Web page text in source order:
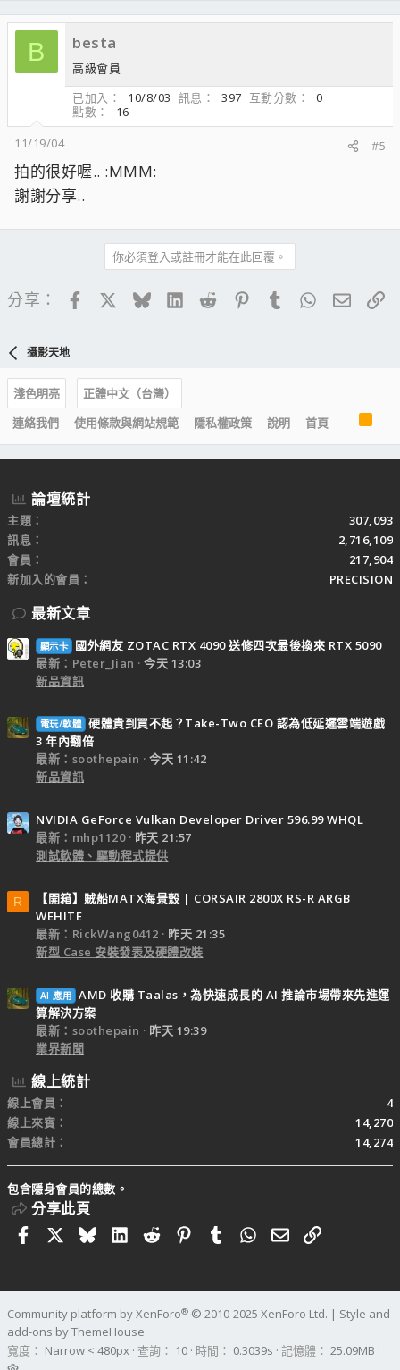
B besta
高級會員
已加入
10/8/03 訊息 397 互動分數
0
點數
16
11/19/04
#5
拍的很好喔.. :MMM:
謝謝分享..
你必須登入或註冊才能在此回覆。
分享： FacebookBlueskyLinkedIn
Reddit PinterestTumblrWhatsApp
電子
攝影天地
淺色明亮
正體中文（台灣）
連絡我們
使用條款與網站規範 隱私權政策 說明 首頁
S
論壇統計
主題
307,093
訊息
2,716,109
會員
217,904
新加入的會員
PRECISION
最新文章
顯示卡
國外網友 ZOTAC RTX 4090 送修四次最後換來 RTX 5090
最新：Peter_Jian
今天 13:03
新品資訊
電玩/軟體 硬體貴到買不起？Take-Two CEO 認為低延遲雲端遊戲
3 年內翻倍
最新：soothepain
今天 11:42
新品資訊
NVIDIA GeForce Vulkan Developer Driver 596.99 WHQL
最新：mhp1120
昨天 21:57
測試軟體、驅動程式提供
R
【開箱】賊船MATX海景殼 | CORSAIR 2800X RS-R ARGB
WEHITE
最新：RickWang0412
昨天 21:35
新型 Case 安裝發表及硬體改裝
AI 應用 AMD 收購 Taalas，為快速成長的 AI 推論市場帶來先進運
算解決方案
最新：soothepain
昨天 19:39
業界新聞
線上統計
線上會員
4
線上來賓
14,270
會員總計
14,274
包含隱身會員的總數。
分享此頁
FacebookBlueskyLinkedIn
RedditPinterestTumblrWhatsApp
電子郵件
連結
Community platform by XenForo® © 2010-2025 XenForo Ltd. | Style and
add-ons by ThemeHouse
寬度
查詢 10 時間 0.3039s 記憶體 25.09MB